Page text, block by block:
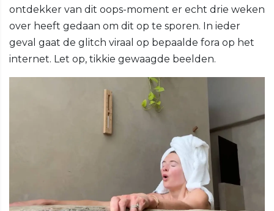
ontdekker van dit oops-moment er echt drie weken
over heeft gedaan om dit op te sporen. In ieder
geval gaat de glitch viraal op bepaalde fora op het
internet. Let op, tikkie gewaagde beelden.